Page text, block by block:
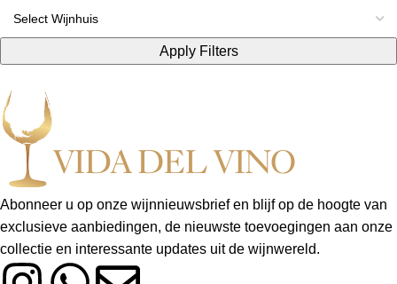
Apply Filters
Abonneer u op onze wijnnieuwsbrief en blijf op de hoogte van
exclusieve aanbiedingen, de nieuwste toevoegingen aan onze
collectie en interessante updates uit de wijnwereld.